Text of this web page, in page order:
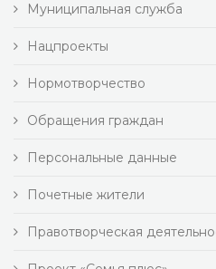
Муниципальная служба
Нацпроекты
Нормотворчество
Обращения граждан
Персональные данные
Почетные жители
Правотворческая